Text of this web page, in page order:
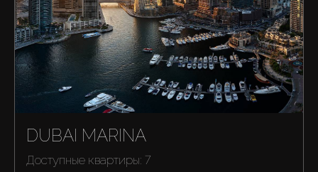
AX Journal
Каталоги
About Us
DUBAI MARINA
Доступные квартиры: 7